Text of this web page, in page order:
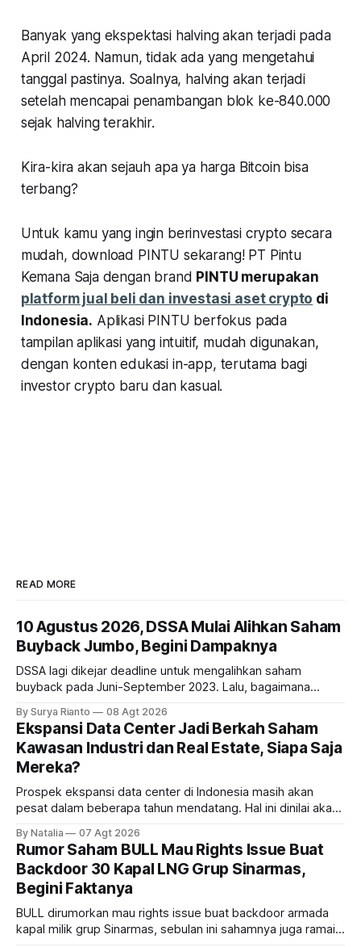
Banyak yang ekspektasi halving akan terjadi pada
April 2024. Namun, tidak ada yang mengetahui
tanggal pastinya. Soalnya, halving akan terjadi
setelah mencapai penambangan blok ke-840.000
sejak halving terakhir.
Kira-kira akan sejauh apa ya harga Bitcoin bisa
terbang?
Untuk kamu yang ingin berinvestasi crypto secara
mudah, download PINTU sekarang! PT Pintu
Kemana Saja dengan brand PINTU merupakan
platform jual beli dan investasi aset crypto di
Indonesia. Aplikasi PINTU berfokus pada
tampilan aplikasi yang intuitif, mudah digunakan,
dengan konten edukasi in-app, terutama bagi
investor crypto baru dan kasual.
READ MORE
10 Agustus 2026, DSSA Mulai Alihkan Saham
Buyback Jumbo, Begini Dampaknya
DSSA lagi dikejar deadline untuk mengalihkan saham
buyback pada Juni-September 2023. Lalu, bagaimana
By Surya Rianto 08 Agt 2026
Ekspansi Data Center Jadi Berkah Saham
Kawasan Industri dan Real Estate, Siapa Saja
Mereka?
Prospek ekspansi data center di Indonesia masih akan
pesat dalam beberapa tahun mendatang. Hal ini dinilai akan
estate, ada siapa saja mereka?
By Natalia 07 Agt 2026
Rumor Saham BULL Mau Rights Issue Buat
Backdoor 30 Kapal LNG Grup Sinarmas,
Begini Faktanya
BULL dirumorkan mau rights issue buat backdoor armada
kapal milik grup Sinarmas, sebulan ini sahamnya juga ramai